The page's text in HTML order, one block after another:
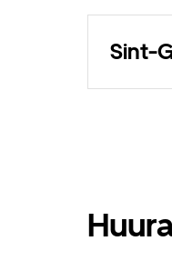
Sint-